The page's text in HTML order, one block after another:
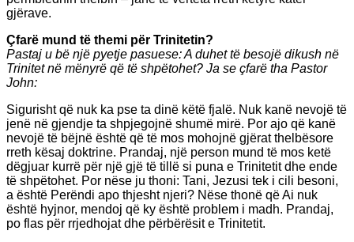
gjërave.
Çfarë mund të themi për Trinitetin?
Pastaj u bë një pyetje pasuese: A duhet të besojë dikush në
Trinitet në mënyrë që të shpëtohet? Ja se çfarë tha Pastor
John:
Sigurisht që nuk ka pse ta dinë këtë fjalë. Nuk kanë nevojë të
jenë në gjendje ta shpjegojnë shumë mirë. Por ajo që kanë
nevojë të bëjnë është që të mos mohojnë gjërat thelbësore
rreth kësaj doktrine. Prandaj, një person mund të mos ketë
dëgjuar kurrë për një gjë të tillë si puna e Trinitetit dhe ende
të shpëtohet. Por nëse ju thoni: Tani, Jezusi tek i cili besoni,
a është Perëndi apo thjesht njeri? Nëse thonë që Ai nuk
është hyjnor, mendoj që ky është problem i madh. Prandaj,
po flas për rrjedhojat dhe përbërësit e Trinitetit.